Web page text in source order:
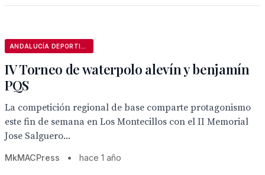
IV Torneo de waterpolo alevín y benjamín
PQS
La competición regional de base comparte protagonismo
este fin de semana en Los Montecillos con el II Memorial
Jose Salguero...
MkMACPress • hace 1 año